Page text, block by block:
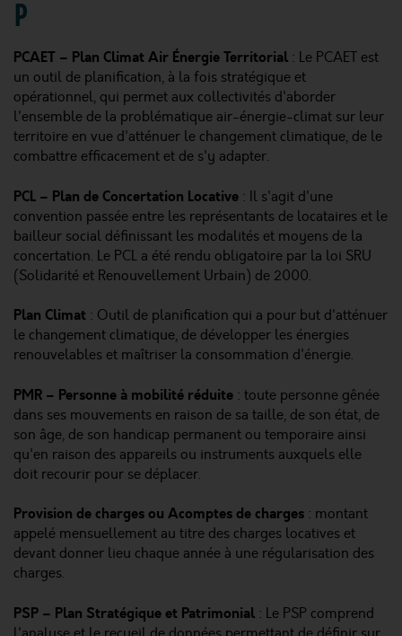
P
PCAET – Plan Climat Air Énergie Territorial : Le PCAET est
un outil de planification, à la fois stratégique et
opérationnel, qui permet aux collectivités d'aborder
l'ensemble de la problématique air-énergie-climat sur leur
territoire en vue d'atténuer le changement climatique, de le
combattre efficacement et de s'y adapter.
PCL – Plan de Concertation Locative : Il s'agit d'une
convention passée entre les représentants de locataires et le
bailleur social définissant les modalités et moyens de la
concertation. Le PCL a été rendu obligatoire par la loi SRU
(Solidarité et Renouvellement Urbain) de 2000.
Plan Climat : Outil de planification qui a pour but d'atténuer
le changement climatique, de développer les énergies
renouvelables et maîtriser la consommation d'énergie.
PMR – Personne à mobilité réduite : toute personne gênée
dans ses mouvements en raison de sa taille, de son état, de
son âge, de son handicap permanent ou temporaire ainsi
qu'en raison des appareils ou instruments auxquels elle
doit recourir pour se déplacer.
Provision de charges ou Acomptes de charges : montant
appelé mensuellement au titre des charges locatives et
devant donner lieu chaque année à une régularisation des
charges.
PSP – Plan Stratégique et Patrimonial : Le PSP comprend